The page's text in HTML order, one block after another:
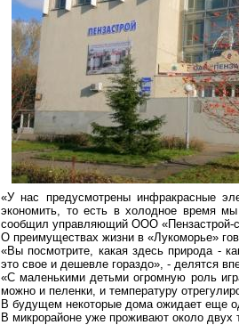
«У нас предусмотрены инфракрасные
экономить, то есть в холодное время
сообщил управляющий ООО «Пензастрой-
О преимуществах жизни в «Лукоморье»
«Вы посмотрите, какая здесь природа -
это свое и дешевле гораздо», - делятся
«С маленькими детьми огромную роль
можно и пеленки, и температуру
В будущем некоторые дома ожидает еще
В микрорайоне уже проживают около двух